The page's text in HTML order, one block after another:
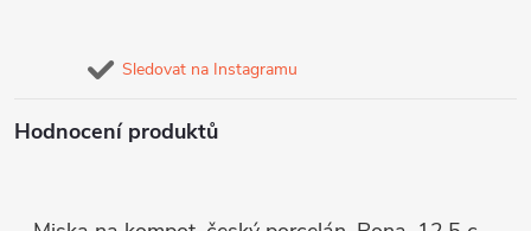
Sledovat na Instagramu
Hodnocení produktů